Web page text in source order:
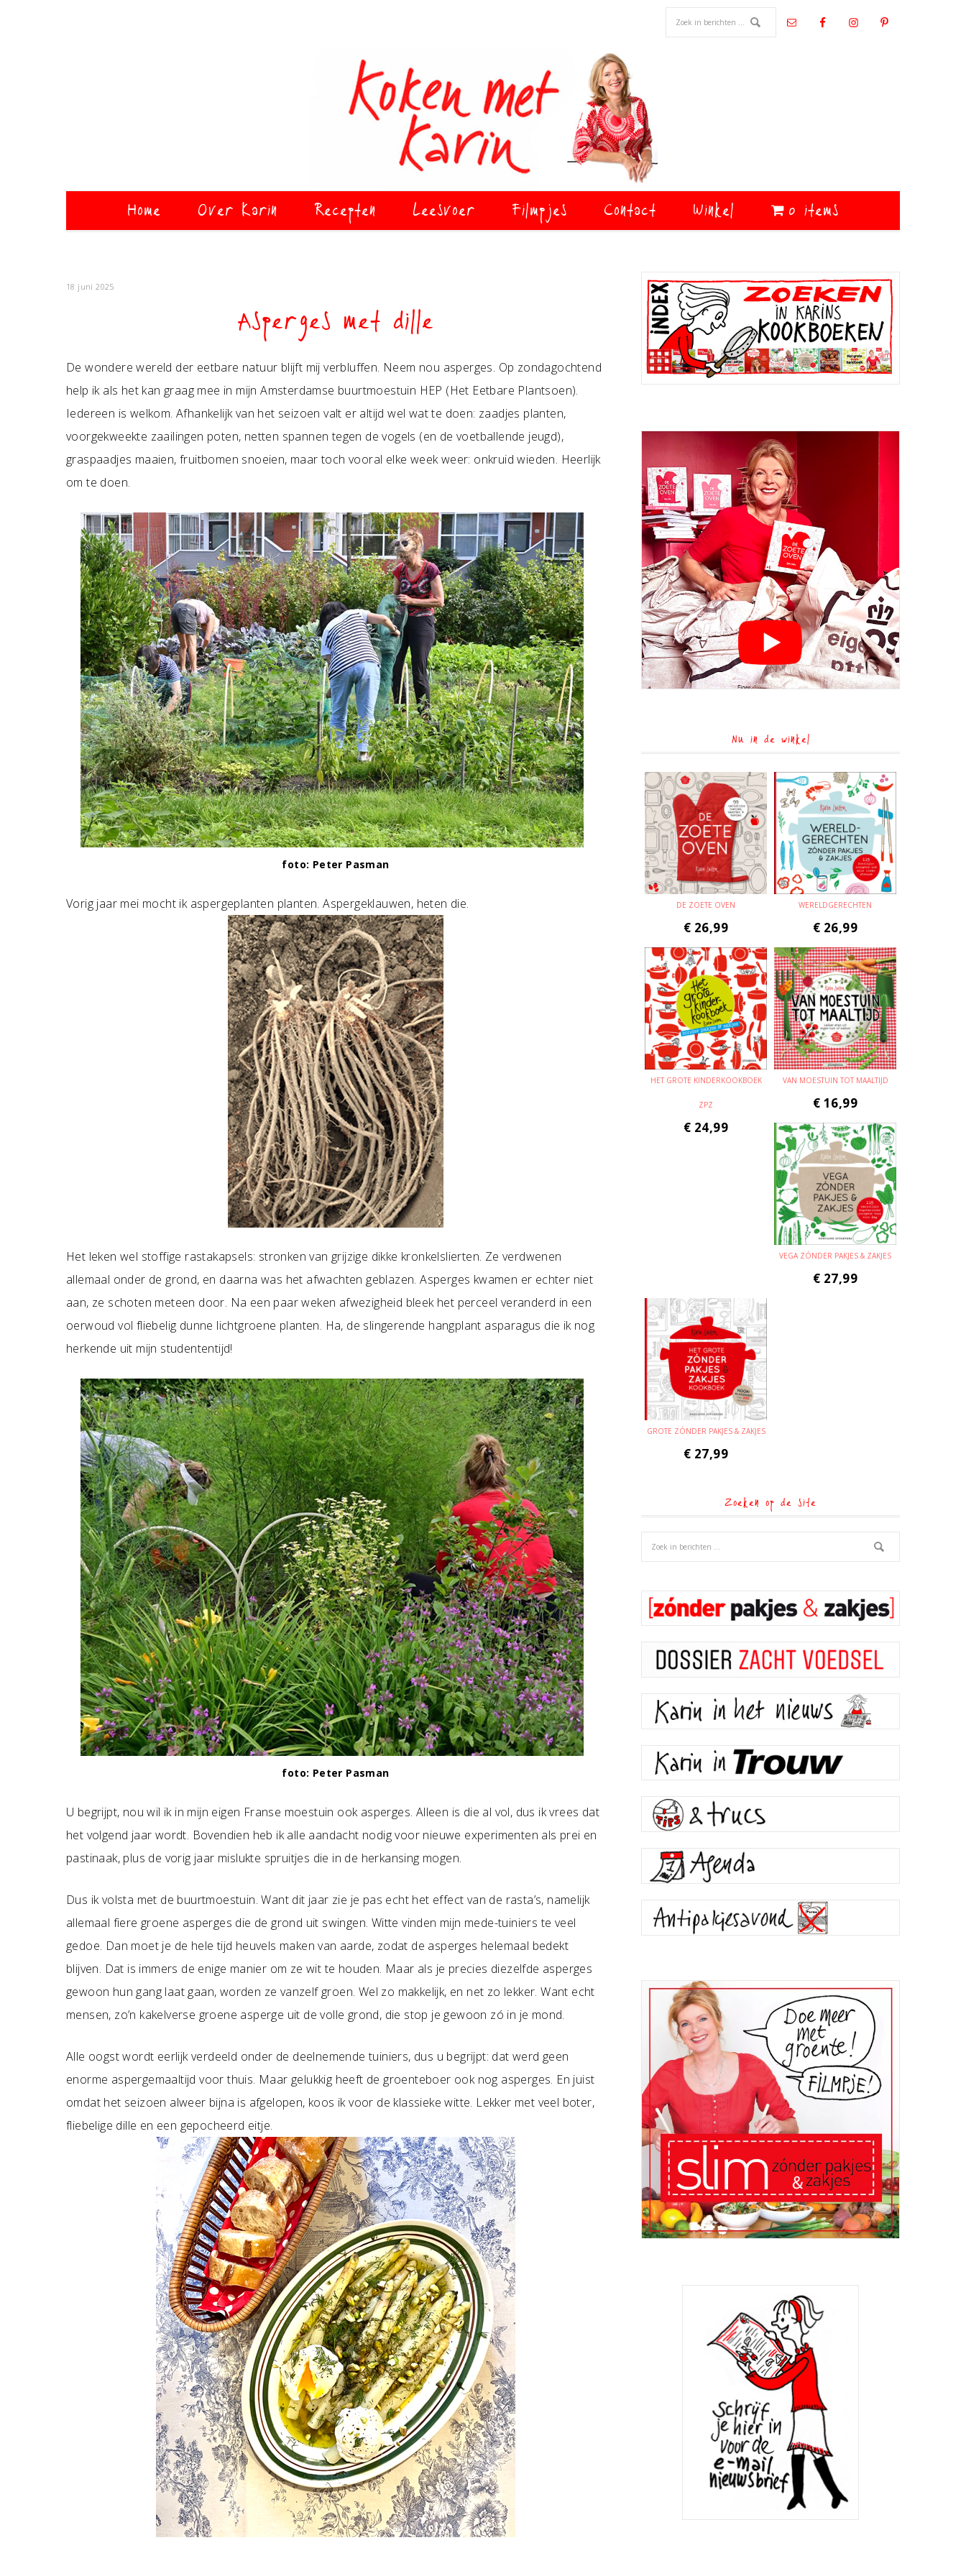
Home Over Karin Recepten Leesvoer Filmpjes Contact Winkel 0 items
18 juni 2025
Asperges met dille
De wondere wereld der eetbare natuur blijft mij verbluffen. Neem nou asperges. Op zondagochtend
help ik als het kan graag mee in mijn Amsterdamse buurtmoestuin HEP (Het Eetbare Plantsoen).
Iedereen is welkom. Afhankelijk van het seizoen valt er altijd wel wat te doen: zaadjes planten,
voorgekweekte zaailingen poten, netten spannen tegen de vogels (en de voetballende jeugd),
graspaadjes maaien, fruitbomen snoeien, maar toch vooral elke week weer: onkruid wieden. Heerlijk
om te doen.
foto: Peter Pasman
Vorig jaar mei mocht ik aspergeplanten planten. Aspergeklauwen, heten die.
Het leken wel stoffige rastakapsels: stronken van grijzige dikke kronkelslierten. Ze verdwenen
allemaal onder de grond, en daarna was het afwachten geblazen. Asperges kwamen er echter niet
aan, ze schoten meteen door. Na een paar weken afwezigheid bleek het perceel veranderd in een
oerwoud vol fliebelig dunne lichtgroene planten. Ha, de slingerende hangplant asparagus die ik nog
herkende uit mijn studententijd!
foto: Peter Pasman
U begrijpt, nou wil ik in mijn eigen Franse moestuin ook asperges. Alleen is die al vol, dus ik vrees dat
het volgend jaar wordt. Bovendien heb ik alle aandacht nodig voor nieuwe experimenten als prei en
pastinaak, plus de vorig jaar mislukte spruitjes die in de herkansing mogen.
Dus ik volsta met de buurtmoestuin. Want dit jaar zie je pas echt het effect van de rasta’s, namelijk
allemaal fiere groene asperges die de grond uit swingen. Witte vinden mijn mede-tuiniers te veel
gedoe. Dan moet je de hele tijd heuvels maken van aarde, zodat de asperges helemaal bedekt
blijven. Dat is immers de enige manier om ze wit te houden. Maar als je precies diezelfde asperges
gewoon hun gang laat gaan, worden ze vanzelf groen. Wel zo makkelijk, en net zo lekker. Want echt
mensen, zo’n kakelverse groene asperge uit de volle grond, die stop je gewoon zó in je mond.
Alle oogst wordt eerlijk verdeeld onder de deelnemende tuiniers, dus u begrijpt: dat werd geen
enorme aspergemaaltijd voor thuis. Maar gelukkig heeft de groenteboer ook nog asperges. En juist
omdat het seizoen alweer bijna is afgelopen, koos ik voor de klassieke witte. Lekker met veel boter,
fliebelige dille en een gepocheerd eitje.
Primaire
Sidebar
Nu in de winkel
DE ZOETE OVEN
€ 26,99
WERELDGERECHTEN
€ 26,99
HET GROTE KINDERKOOKBOEK
ZPZ
€ 24,99
VAN MOESTUIN TOT MAALTIJD
€ 16,99
VEGA ZÓNDER PAKJES & ZAKJES
€ 27,99
GROTE ZÓNDER PAKJES & ZAKJES
€ 27,99
Zoeken op de site